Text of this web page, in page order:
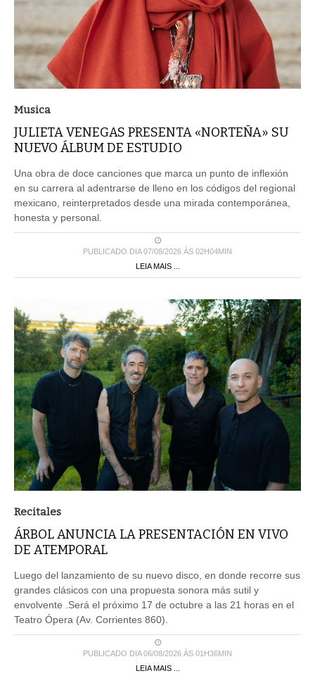
Musica
JULIETA VENEGAS PRESENTA «NORTEÑA» SU
NUEVO ÁLBUM DE ESTUDIO
Una obra de doce canciones que marca un punto de inflexión
en su carrera al adentrarse de lleno en los códigos del regional
mexicano, reinterpretados desde una mirada contemporánea,
honesta y personal.
PUBLICADO DIA 07/08/2026 ÀS 02H04MIN
LEIA MAIS ...
Recitales
ÁRBOL ANUNCIA LA PRESENTACIÓN EN VIVO
DE ATEMPORAL
Luego del lanzamiento de su nuevo disco, en donde recorre sus
grandes clásicos con una propuesta sonora más sutil y
envolvente .Será el próximo 17 de octubre a las 21 horas en el
Teatro Ópera (Av. Corrientes 860).
PUBLICADO DIA 06/08/2026 ÀS 01H36MIN
LEIA MAIS ...